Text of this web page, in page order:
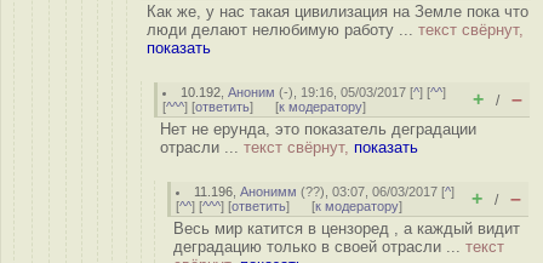
Как же, у нас такая цивилизация на Земле пока что
люди делают нелюбимую работу ... текст свёрнут,
показать
10.192 ,Аноним (-), 19:16, 05/03/2017 [^] [^^]
[^^^] [ответить] [к модератору] + / –
Нет не ерунда, это показатель деградации
отрасли ... текст свёрнут, показать
11.196 ,Анонимм (??), 03:07, 06/03/2017 [^]
[^^] [^^^] [ответить] [к модератору] + / –
Весь мир катится в цензоред , а каждый видит
деградацию только в своей отрасли ... текст